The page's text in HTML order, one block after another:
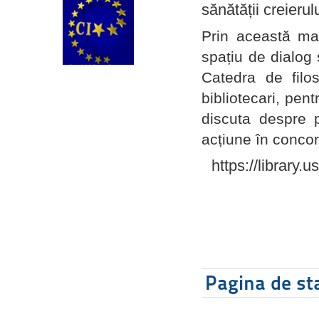
sănătății
Prin această
spațiu de dialog
Catedra de
bibliotecari,
discuta despre
acțiune în
https://
Pagina de